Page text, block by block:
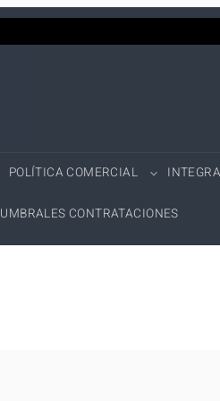
POLÍTICA COMERCIAL
UMBRALES CONTRATACIONES